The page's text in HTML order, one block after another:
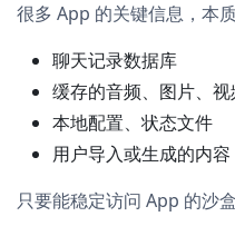
很多 App 的关键信息，本
聊天记录数据库
缓存的音频、图片、视
本地配置、状态文件
用户导入或生成的内容
只要能稳定访问 App 的沙